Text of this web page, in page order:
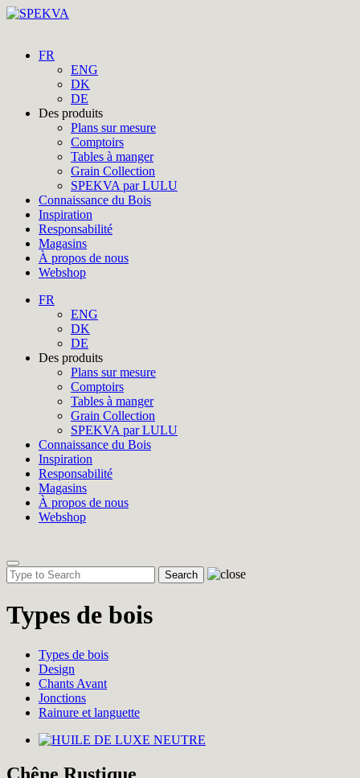
FR
ENG
DK
DE
Des produits
Plans sur mesure
Comptoirs
Tables à manger
Grain Collection
SPEKVA par LULU
Connaissance du Bois
Inspiration
Responsabilité
Magasins
À propos de nous
Webshop
FR
ENG
DK
DE
Des produits
Plans sur mesure
Comptoirs
Tables à manger
Grain Collection
SPEKVA par LULU
Connaissance du Bois
Inspiration
Responsabilité
Magasins
À propos de nous
Webshop
Toggle
navigation
Types de bois
Types de bois
Design
Chants Avant
Jonctions
Rainure et languette
Chêne Rustique